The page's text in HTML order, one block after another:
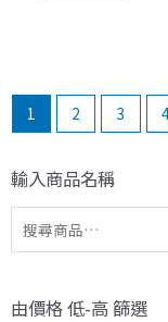
輸入商品名稱
由價格 低-高 篩選
1 2 3